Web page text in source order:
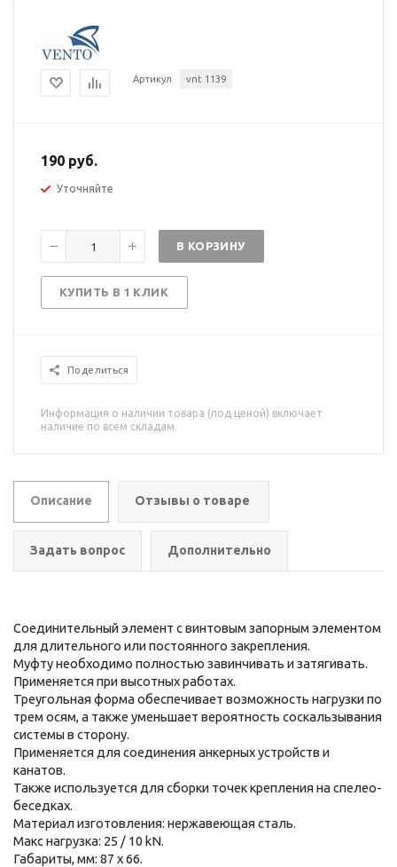
Артикул vnt 1139
190 руб.
Уточняйте
В КОРЗИНУ
КУПИТЬ В 1 КЛИК
Поделиться
Информация о наличии товара (под ценой) включает
наличие по всем складам.
Описание Отзывы о товаре
Задать вопрос Дополнительно
Соединительный элемент с винтовым запорным элементом
для длительного или постоянного закрепления.
Муфту необходимо полностью завинчивать и затягивать.
Применяется при высотных работах.
Треугольная форма обеспечивает возможность нагрузки по
трем осям, а также уменьшает вероятность соскальзывания
системы в сторону.
Применяется для соединения анкерных устройств и
канатов.
Также используется для сборки точек крепления на спелео-
беседках.
Материал изготовления: нержавеющая сталь.
Макс нагрузка: 25 / 10 kN.
Габариты, мм: 87 x 66.